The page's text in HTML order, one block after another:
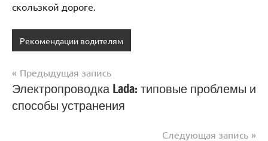
скользкой дороге.
Рекомендации водителям
Навигация
по
Предыдущая запись
Электропроводка Lada: типовые проблемы и
способы устранения
Следующая запись